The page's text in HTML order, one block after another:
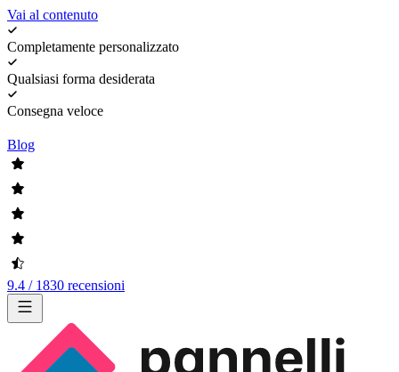
Vai al contenuto
Completamente personalizzato
Qualsiasi forma desiderata
Consegna veloce
Blog
9.4 / 1830 recensioni